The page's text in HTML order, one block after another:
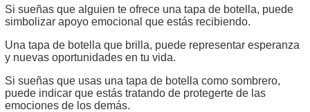
Si sueñas que alguien te ofrece una tapa de botella, puede
simbolizar apoyo emocional que estás recibiendo.
Una tapa de botella que brilla, puede representar esperanza
y nuevas oportunidades en tu vida.
Si sueñas que usas una tapa de botella como sombrero,
puede indicar que estás tratando de protegerte de las
emociones de los demás.